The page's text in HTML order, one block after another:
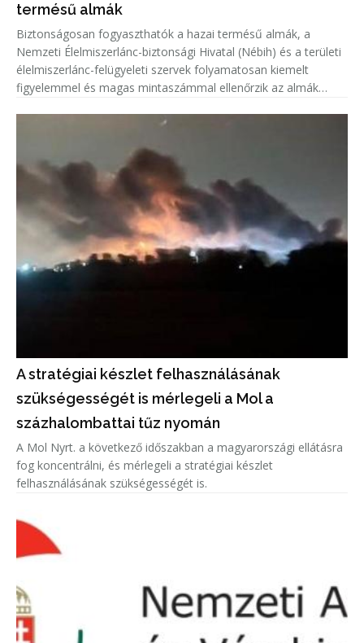
termésű almák
Biztonságosan fogyaszthatók a hazai termésű almák, a
Nemzeti Élelmiszerlánc-biztonsági Hivatal (Nébih) és a területi
élelmiszerlánc-felügyeleti szervek folyamatosan kiemelt
figyelemmel és magas mintaszámmal ellenőrzik az almák
A stratégiai készlet felhasználásának
szükségességét is mérlegeli a Mol a
százhalombattai tűz nyomán
A Mol Nyrt. a következő időszakban a magyarországi ellátásra
fog koncentrálni, és mérlegeli a stratégiai készlet
felhasználásának szükségességét is.